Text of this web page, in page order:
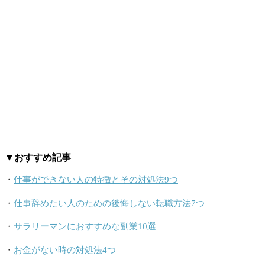
▼おすすめ記事
・ 仕事ができない人の特徴とその対処法9つ
・ 仕事辞めたい人のための後悔しない転職方法7つ
・ サラリーマンにおすすめな副業10選
・ お金がない時の対処法4つ